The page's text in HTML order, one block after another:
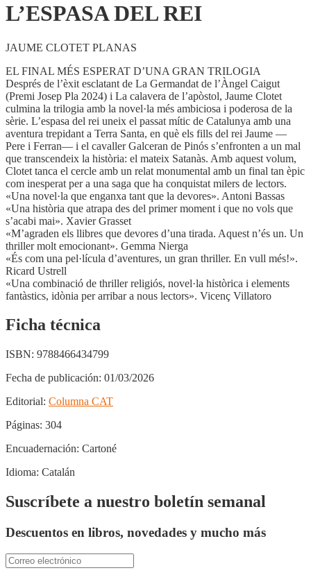
L’ESPASA DEL REI
JAUME CLOTET PLANAS
EL FINAL MÉS ESPERAT D’UNA GRAN TRILOGIA
Després de l’èxit esclatant de La Germandat de l’Àngel Caigut
(Premi Josep Pla 2024) i La calavera de l’apòstol, Jaume Clotet
culmina la trilogia amb la novel·la més ambiciosa i poderosa de la
sèrie. L’espasa del rei uneix el passat mític de Catalunya amb una
aventura trepidant a Terra Santa, en què els fills del rei Jaume —
Pere i Ferran— i el cavaller Galceran de Pinós s’enfronten a un mal
que transcendeix la història: el mateix Satanàs. Amb aquest volum,
Clotet tanca el cercle amb un relat monumental amb un final tan èpic
com inesperat per a una saga que ha conquistat milers de lectors.
«Una novel·la que enganxa tant que la devores». Antoni Bassas
«Una història que atrapa des del primer moment i que no vols que
s’acabi mai». Xavier Grasset
«M’agraden els llibres que devores d’una tirada. Aquest n’és un. Un
thriller molt emocionant». Gemma Nierga
«És com una pel·lícula d’aventures, un gran thriller. En vull més!».
Ricard Ustrell
«Una combinació de thriller religiós, novel·la històrica i elements
fantàstics, idònia per arribar a nous lectors». Vicenç Villatoro
Ficha técnica
ISBN: 9788466434799
Fecha de publicación: 01/03/2026
Editorial: Columna CAT
Páginas: 304
Encuadernación: Cartoné
Idioma: Catalán
Suscríbete a nuestro boletín semanal
Descuentos en libros, novedades y mucho más